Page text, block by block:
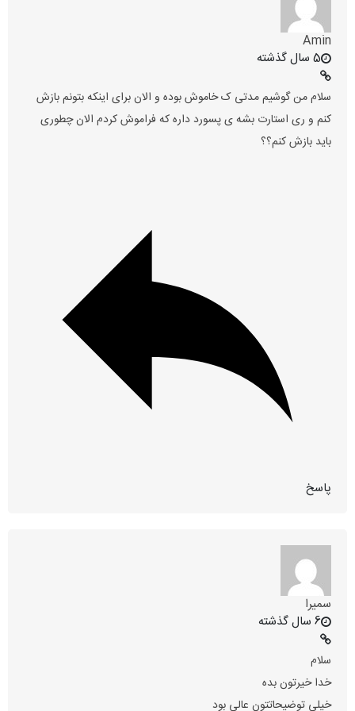
Amin
5 سال گذشته
سلام من گوشیم مدتی ک خاموش بوده و الان برای اینکه بتونم بازش
کنم و ری استارت بشه ی پسورد داره که فراموش کردم الان چطوری
باید بازش کنم؟؟
پاسخ
سمیرا
6 سال گذشته
سلام
خدا خیرتون بده
خیلی توضیحاتتون عالی بود